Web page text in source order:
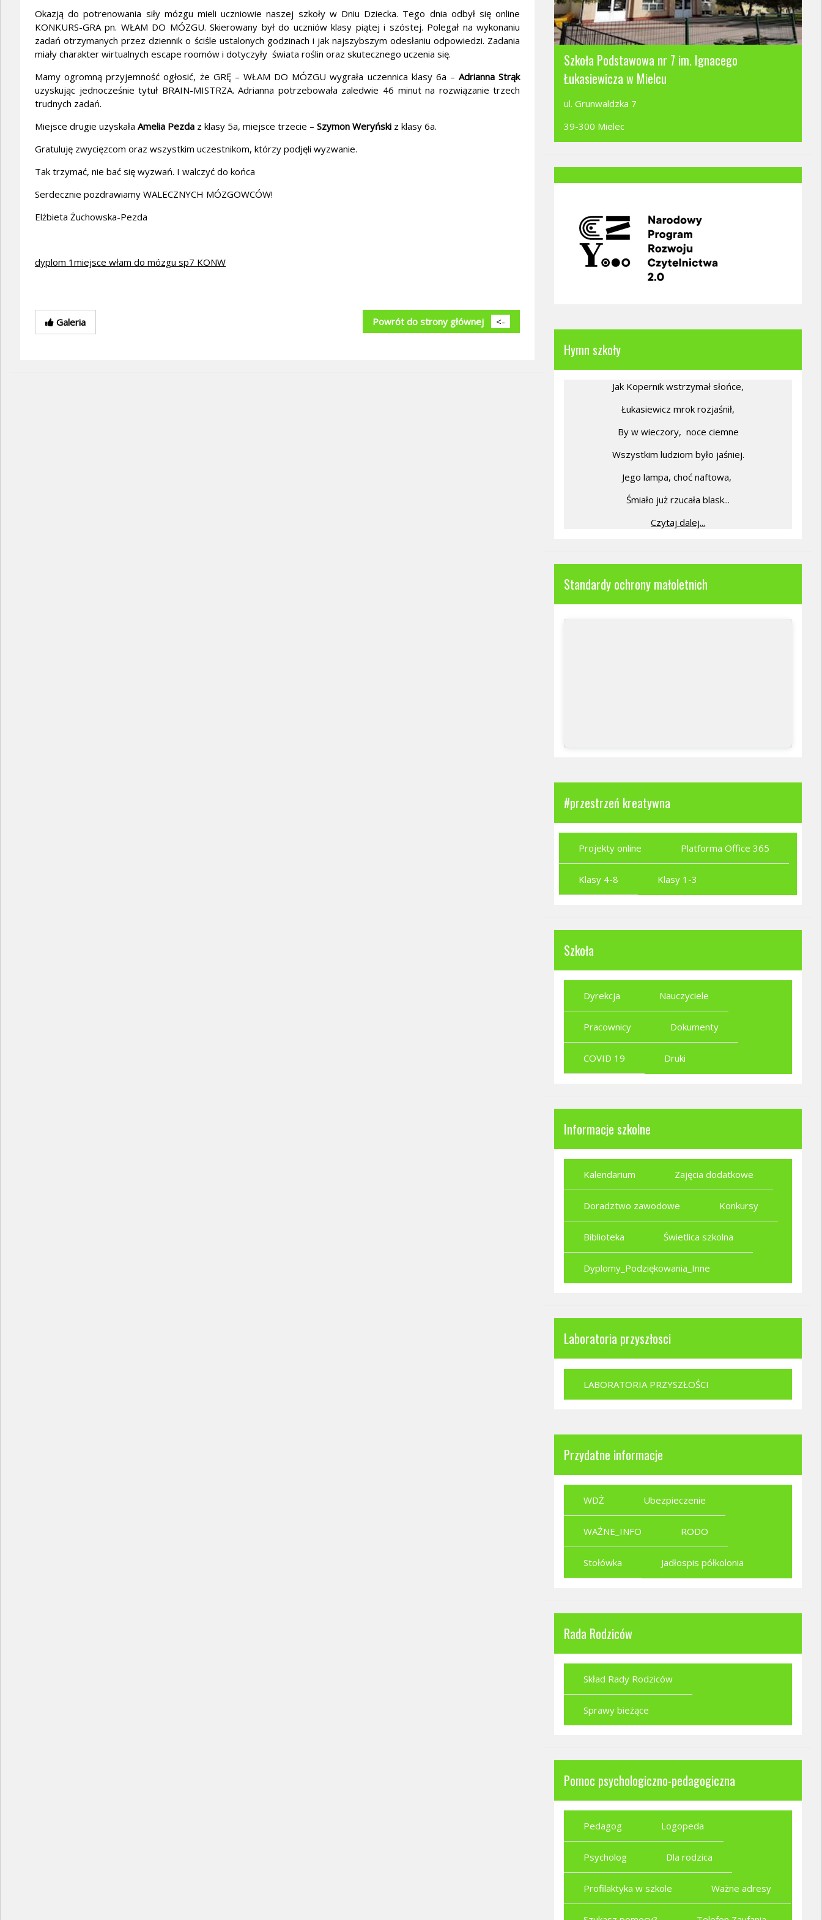
Okazją do potrenowania siły mózgu mieli uczniowie naszej szkoły w Dniu Dziecka. Tego dnia odbył się online
KONKURS-GRA pn. WŁAM DO MÓZGU. Skierowany był do uczniów klasy piątej i szóstej. Polegał na wykonaniu
zadań otrzymanych przez dziennik o ściśle ustalonych godzinach i jak najszybszym odesłaniu odpowiedzi. Zadania
miały charakter wirtualnych escape roomów i dotyczyły świata roślin oraz skutecznego uczenia się.
Mamy ogromną przyjemność ogłosić, że GRĘ – WŁAM DO MÓZGU wygrała uczennica klasy 6a –Adrianna Strąk
uzyskując jednocześnie tytuł BRAIN-MISTRZA. Adrianna potrzebowała zaledwie 46 minut na rozwiązanie trzech
trudnych zadań.
Miejsce drugie uzyskała Amelia Pezda z klasy 5a, miejsce trzecie – Szymon Weryński z klasy 6a.
Gratuluję zwycięzcom oraz wszystkim uczestnikom, którzy podjęli wyzwanie.
Tak trzymać, nie bać się wyzwań. I walczyć do końca
Serdecznie pozdrawiamy WALECZNYCH MÓZGOWCÓW!
Elżbieta Żuchowska-Pezda
dyplom 1miejsce włam do mózgu sp7 KONW
Galeria Powrót do strony głównej <-
Szkoła Podstawowa nr 7 im. Ignacego
Łukasiewicza w Mielcu
ul. Grunwaldzka 7
39-300 Mielec
Hymn szkoły
Jak Kopernik wstrzymał słońce,
Łukasiewicz mrok rozjaśnił,
By w wieczory, noce ciemne
Wszystkim ludziom było jaśniej.
Jego lampa, choć naftowa,
Śmiało już rzucała blask...
Czytaj dalej...
Standardy ochrony małoletnich
#przestrzeń kreatywna
Projekty online Platforma Office 365
Klasy 4-8 Klasy 1-3
Szkoła
Dyrekcja Nauczyciele
Pracownicy Dokumenty
COVID 19 Druki
Informacje szkolne
Kalendarium Zajęcia dodatkowe
Doradztwo zawodowe Konkursy
Biblioteka Świetlica szkolna
Dyplomy_Podziękowania_Inne
Laboratoria przyszłosci
LABORATORIA PRZYSZŁOŚCI
Przydatne informacje
WDŻ Ubezpieczenie
WAŻNE_INFO RODO
Stołówka Jadłospis półkolonia
Rada Rodziców
Skład Rady Rodziców
Sprawy bieżące
Pomoc psychologiczno-pedagogiczna
Pedagog Logopeda
Psycholog Dla rodzica
Profilaktyka w szkole Ważne adresy